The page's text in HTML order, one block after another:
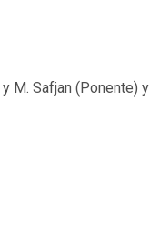
M. Safjan (Ponente) y